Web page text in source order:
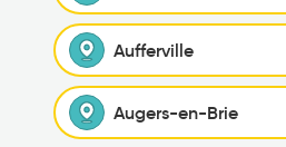
Aufferville
Augers-en-Brie